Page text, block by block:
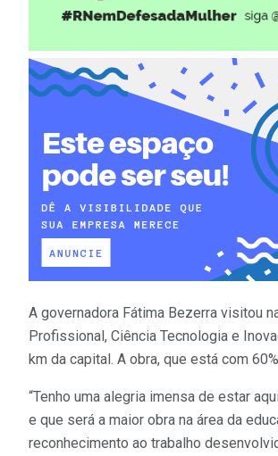
A governadora Fátima Bezerra visitou
Profissional, Ciência Tecnologia e
km da capital. A obra, que está com
“Tenho uma alegria imensa de estar
e que será a maior obra na área da
reconhecimento ao trabalho